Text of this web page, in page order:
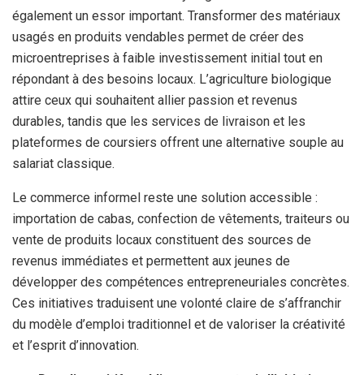
également un essor important. Transformer des matériaux
usagés en produits vendables permet de créer des
microentreprises à faible investissement initial tout en
répondant à des besoins locaux. L’agriculture biologique
attire ceux qui souhaitent allier passion et revenus
durables, tandis que les services de livraison et les
plateformes de coursiers offrent une alternative souple au
salariat classique.
Le commerce informel reste une solution accessible :
importation de cabas, confection de vêtements, traiteurs ou
vente de produits locaux constituent des sources de
revenus immédiates et permettent aux jeunes de
développer des compétences entrepreneuriales concrètes.
Ces initiatives traduisent une volonté claire de s’affranchir
du modèle d’emploi traditionnel et de valoriser la créativité
et l’esprit d’innovation.